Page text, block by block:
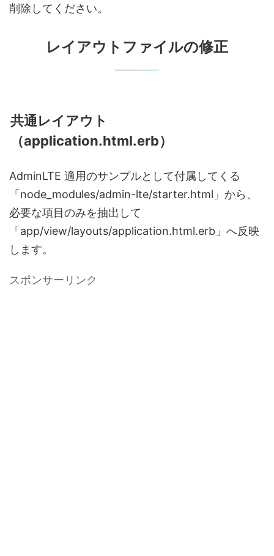
削除してください。
レイアウトファイルの修正
共通レイアウト
（application.html.erb）
AdminLTE 適用のサンプルとして付属してくる
「node_modules/admin-lte/starter.html」から、
必要な項目のみを抽出して
「app/view/layouts/application.html.erb」へ反映
します。
スポンサーリンク